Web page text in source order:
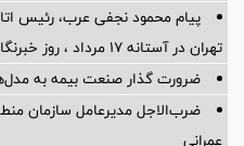
پیام محمود نجفی عرب، رئیس
تهران در آستانه 17 مرداد ، روز خبرنگار
ضرورت گذار صنعت بیمه به
ضرب‌الاجل مدیرعامل سازمان
عمرانی